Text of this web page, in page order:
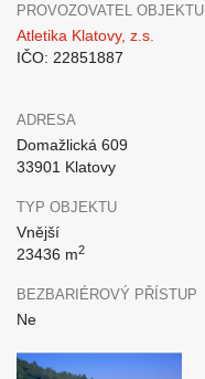
PROVOZOVATEL OBJEKTU
Atletika Klatovy, z.s.
IČO: 22851887
ADRESA
Domažlická 609
33901 Klatovy
TYP OBJEKTU
Vnější
23436 m2
BEZBARIÉROVÝ PŘÍSTUP
Ne